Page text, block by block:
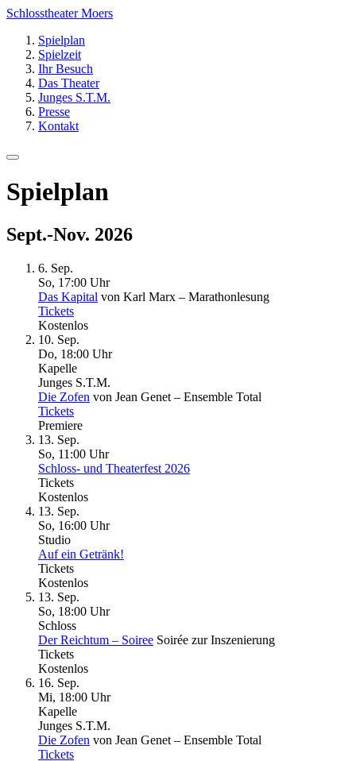
Schlosstheater Moers
Spielplan
Spielzeit
Ihr Besuch
Das Theater
Junges S.T.M.
Presse
Kontakt
Spielplan
Sept.-Nov. 2026
6. Sep.
So, 17:00 Uhr
Das Kapital von Karl Marx – Marathonlesung
Tickets
Kostenlos
10. Sep.
Do, 18:00 Uhr
Kapelle
Junges S.T.M.
Die Zofen von Jean Genet – Ensemble Total
Tickets
Premiere
13. Sep.
So, 11 :00 Uhr
Schloss- und Theaterfest 2026
Tickets
Kostenlos
13. Sep.
So, 16:00 Uhr
Studio
Auf ein Getränk!
Tickets
Kostenlos
13. Sep.
So, 18:00 Uhr
Schloss
Der Reichtum – Soiree Soirée zur Inszenierung
Tickets
Kostenlos
16. Sep.
Mi, 18:00 Uhr
Kapelle
Junges S.T.M.
Die Zofen von Jean Genet – Ensemble Total
Tickets